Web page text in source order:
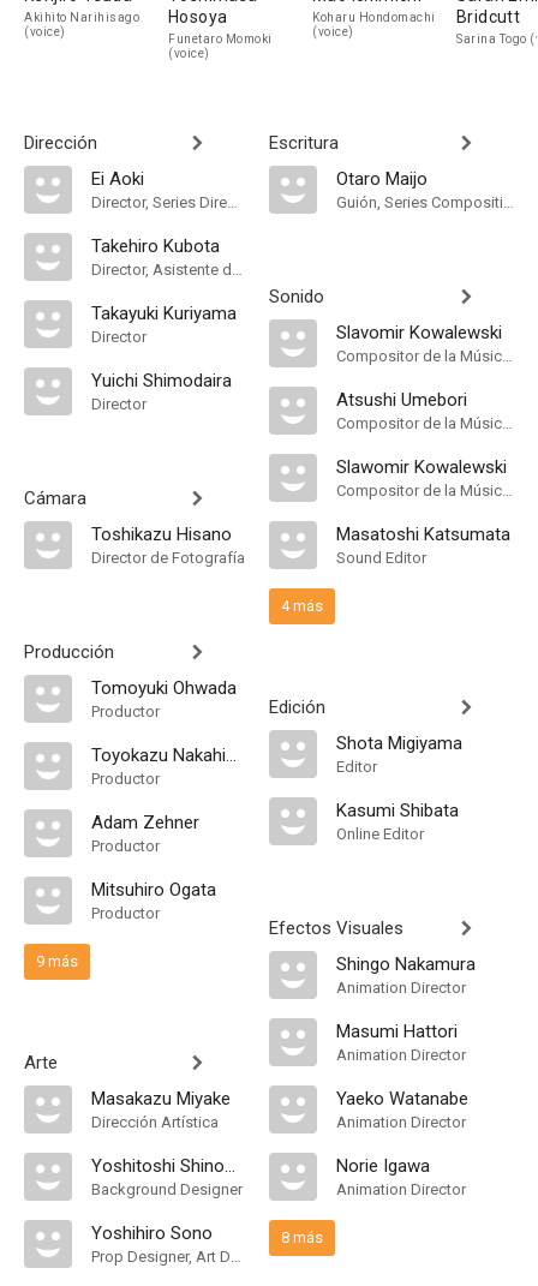
Akihito Narihisago
(voice)
Hosoya
Funetaro Momoki
(voice)
Koharu Hondomachi
(voice)
Bridcutt
Sarina Togo
Dirección
Ei Aoki
Director, Series Director
Takehiro Kubota
Director, Asistente de Dirección
Takayuki Kuriyama
Director
Yuichi Shimodaira
Director
Cámara
Toshikazu Hisano
Director de Fotografía
Producción
Tomoyuki Ohwada
Productor
Toyokazu Nakahigashi
Productor
Adam Zehner
Productor
Mitsuhiro Ogata
Productor
9 más
Arte
Masakazu Miyake
Dirección Artística
Yoshitoshi Shinomiya
Background Designer
Yoshihiro Sono
Prop Designer, Art Designer
Escritura
Otaro Maijo
Guión, Series Composition
Sonido
Slavomir Kowalewski
Compositor de la Música Original
Atsushi Umebori
Compositor de la Música Original
Slawomir Kowalewski
Compositor de la Música Original
Masatoshi Katsumata
Sound Editor
4 más
Edición
Shota Migiyama
Editor
Kasumi Shibata
Online Editor
Efectos Visuales
Shingo Nakamura
Animation Director
Masumi Hattori
Animation Director
Yaeko Watanabe
Animation Director
Norie Igawa
Animation Director
8 más